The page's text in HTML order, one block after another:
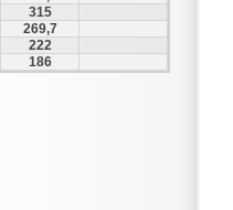
315
269,7
222
186